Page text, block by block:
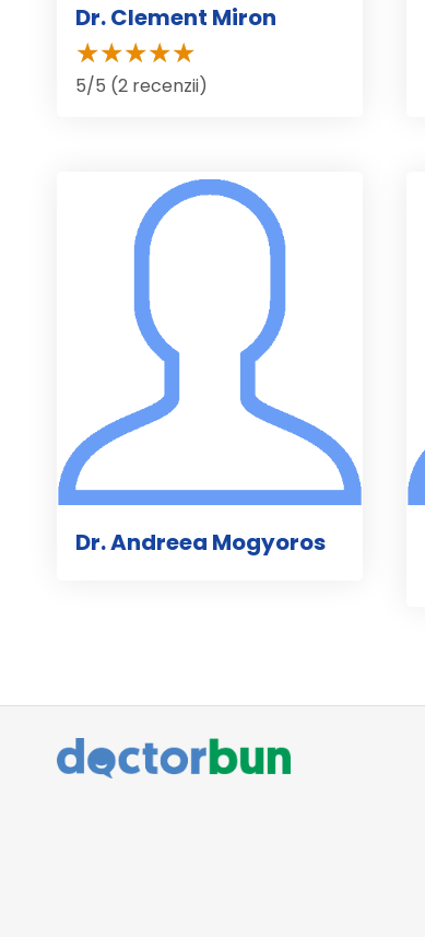
Dr. Clement Miron
5/5 (2 recenzii)
Dr. Andreea Mogyoros